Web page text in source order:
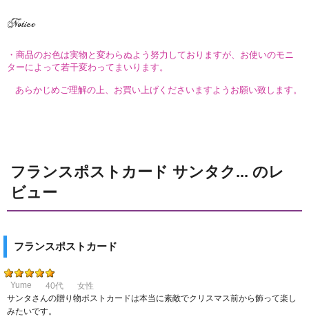
・商品のお色は実物と変わらぬよう努力しておりますが、お使いのモニ
ターによって若干変わってまいります。
あらかじめご理解の上、お買い上げくださいますようお願い致します。
フランスポストカード サンタク... のレ
ビュー
フランスポストカード
Yume 40代
女性
サンタさんの贈り物ポストカードは本当に素敵でクリスマス前から飾って楽し
みたいです。